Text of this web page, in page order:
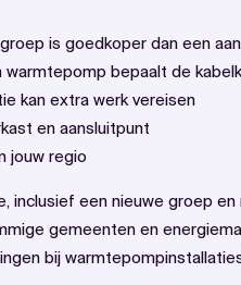
is goedkoper dan een
bepaalt de
kan extra werk vereisen
en aansluitpunt
jouw regio
inclusief een nieuwe groep en
gemeenten en
bij